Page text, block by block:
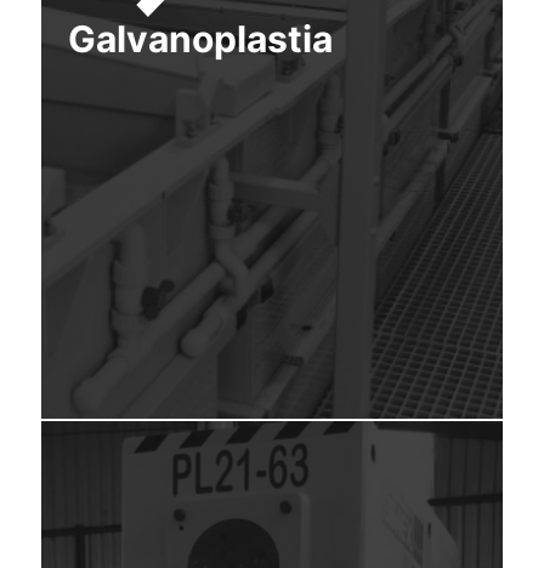
Galvanoplastia